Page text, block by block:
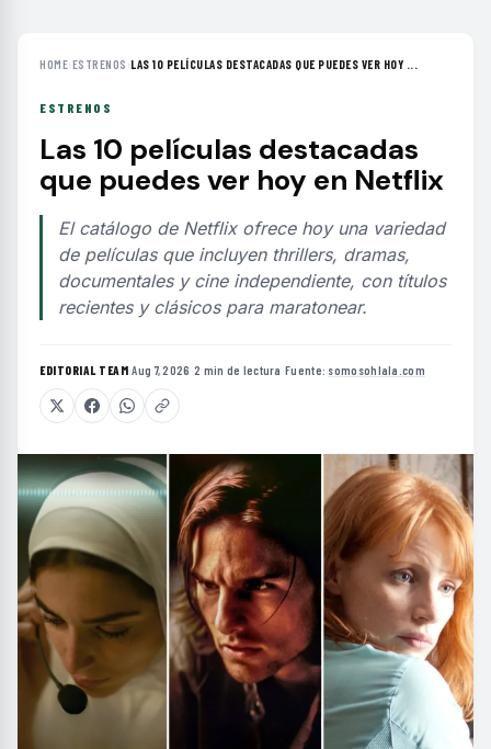
HOME›ESTRENOS ›LAS 10 PELÍCULAS DESTACADAS QUE PUEDES VER HOY ...
ESTRENOS
Las 10 películas destacadas
que puedes ver hoy en Netflix
El catálogo de Netflix ofrece hoy una variedad
de películas que incluyen thrillers, dramas,
documentales y cine independiente, con títulos
recientes y clásicos para maratonear.
EDITORIAL TEAM·Aug 7, 2026 ·2 min de lectura ·Fuente: somosohlala.com